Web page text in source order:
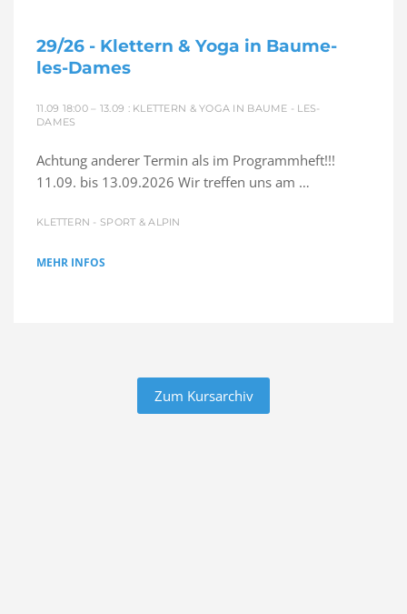
29/26 - Klettern & Yoga in Baume-
les-Dames
11.09 18:00 – 13.09 : KLETTERN & YOGA IN BAUME - LES-
DAMES
Achtung anderer Termin als im Programmheft!!!
11.09. bis 13.09.2026 Wir treffen uns am …
KLETTERN - SPORT & ALPIN
MEHR INFOS
Zum Kursarchiv